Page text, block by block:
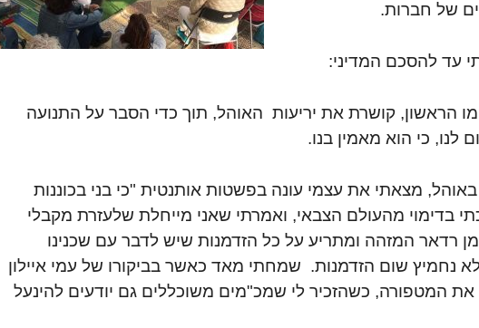
של חברות.
עד להסכם המדיני:
הראשון, קושרת את יריעות האוהל, תוך כדי הסבר על התנועה
כי הוא מאמין בנו.
מצאתי את עצמי עונה בפשטות אותנטית "כי בני בכוננות
בדימוי מהעולם הצבאי, ואמרתי שאני מייחלת שלעזרת מקבלי
רדאר המזהה ומתריע על כל הזדמנות שיש לדבר עם שכנינו
נחמיץ שום הזדמנות. שמחתי מאד כאשר בביקורו של עמי איילון
המטפורה, כשהזכיר לי שמכ"מים משוכללים גם יודעים להינעל